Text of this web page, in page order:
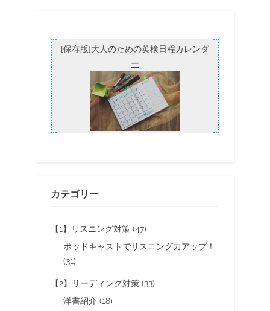
[保存版]大人のための英検日程カレンダ
ー
カテゴリー
【1】リスニング対策 (47)
ポッドキャストでリスニング力アップ！
(31)
【2】リーディング対策 (33)
洋書紹介 (18)